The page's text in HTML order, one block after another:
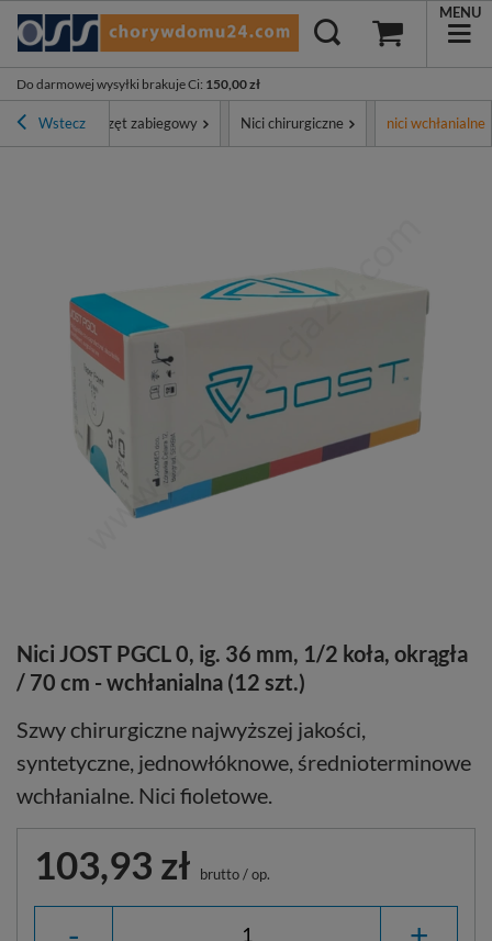
Do darmowej wysyłki brakuje Ci: 150,00 zł
MENU
Wstecz Sprzęt zabiegowy Nici chirurgiczne nici wchłanialne
Nici JOST PGCL 0, ig. 36 mm, 1/2 koła, okrągła
/ 70 cm - wchłanialna (12 szt.)
Szwy chirurgiczne najwyższej jakości,
syntetyczne, jednowłóknowe, średnioterminowe
wchłanialne. Nici fioletowe.
103,93 zł brutto/op.